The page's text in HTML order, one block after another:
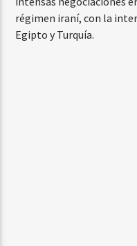
régimen iraní, con la
Egipto y Turquía.